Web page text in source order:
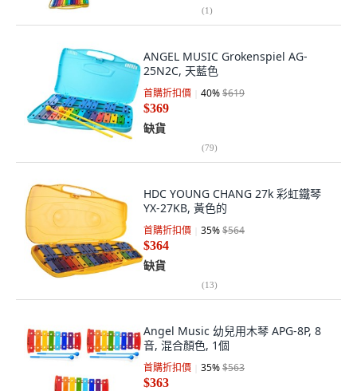
(1)
ANGEL MUSIC Grokenspiel AG-
25N2C, 天藍色
首購折扣價 40%$619
$369
缺貨
(79)
HDC YOUNG CHANG 27k 彩虹鐵琴
YX-27KB, 黃色的
首購折扣價 35%$564
$364
缺貨
(13)
Angel Music 幼兒用木琴 APG-8P, 8
音, 混合顏色, 1個
首購折扣價 35%$563
$363